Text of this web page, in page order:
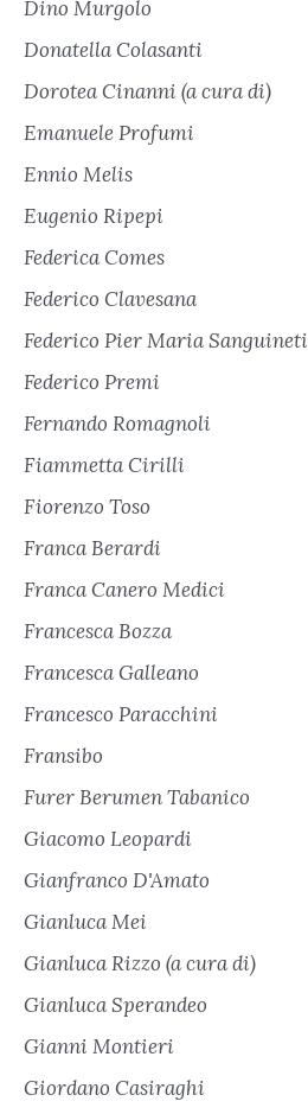
Dino Murgolo
Donatella Colasanti
Dorotea Cinanni (a cura di)
Emanuele Profumi
Ennio Melis
Eugenio Ripepi
Federica Comes
Federico Clavesana
Federico Pier Maria Sanguineti
Federico Premi
Fernando Romagnoli
Fiammetta Cirilli
Fiorenzo Toso
Franca Berardi
Franca Canero Medici
Francesca Bozza
Francesca Galleano
Francesco Paracchini
Fransibo
Furer Berumen Tabanico
Giacomo Leopardi
Gianfranco D'Amato
Gianluca Mei
Gianluca Rizzo (a cura di)
Gianluca Sperandeo
Gianni Montieri
Giordano Casiraghi